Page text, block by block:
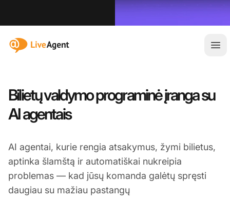
:site.title
Bilietų valdymo programinė įranga su
AI agentais
AI agentai, kurie rengia atsakymus, žymi bilietus,
aptinka šlamštą ir automatiškai nukreipia
problemas — kad jūsų komanda galėtų spręsti
daugiau su mažiau pastangų